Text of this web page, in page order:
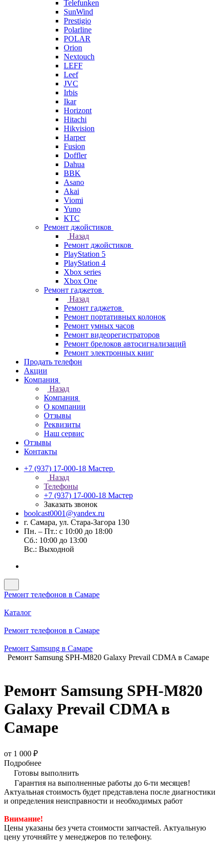
Telefunken
SunWind
Prestigio
Polarline
POLAR
Orion
Nextouch
LEFF
Leef
JVC
Irbis
Ikar
Horizont
Hitachi
Hikvision
Harper
Fusion
Doffler
Dahua
BBK
Asano
Akai
Viomi
Yuno
КТС
Ремонт джойстиков
Назад
Ремонт джойстиков
PlayStation 5
PlayStation 4
Xbox series
Xbox One
Ремонт гаджетов
Назад
Ремонт гаджетов
Ремонт портативных колонок
Ремонт умных часов
Ремонт видеорегистраторов
Ремонт брелоков автосигнализаций
Ремонт электронных книг
Продать телефон
Акции
Компания
Назад
Компания
О компании
Отзывы
Реквизиты
Наш сервис
Отзывы
Контакты
+7 (937) 17-000-18 Мастер
Назад
Телефоны
+7 (937) 17-000-18 Мастер
Заказать звонок
boolcast0001@yandex.ru
г. Самара, ул. Стара-Загора 130
Пн. – Пт.: с 10:00 до 18:00
Сб.: 10:00 до 13:00
Вс.: Выходной
Ремонт телефонов в Самаре
Каталог
Ремонт телефонов в Самаре
Ремонт Samsung в Самаре
Ремонт Samsung SPH-M820 Galaxy Prevail CDMA в Самаре
Ремонт Samsung SPH-M820
Galaxy Prevail CDMA в
Самаре
от 1 000 ₽
Подробнее
Готовы выполнить
Гарантия на выполненные работы до 6-ти месяцев!
Актуальная стоимость будет представлена после диагностики
и определения неисправности и необходимых работ
Внимание!
Цены указаны без учета стоимости запчастей. Актуальную
цену уточняйте у менеджеров по телефону.